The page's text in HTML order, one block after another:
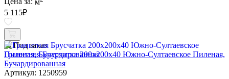
5 115₽
Под заказ
Гранитная Брусчатка 200х200x40 Южно-Султаевское Пиленая,
Бучардированная
Артикул: 1250959